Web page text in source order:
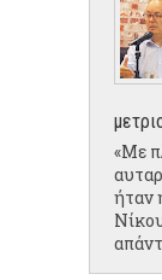
«Με
ήταν